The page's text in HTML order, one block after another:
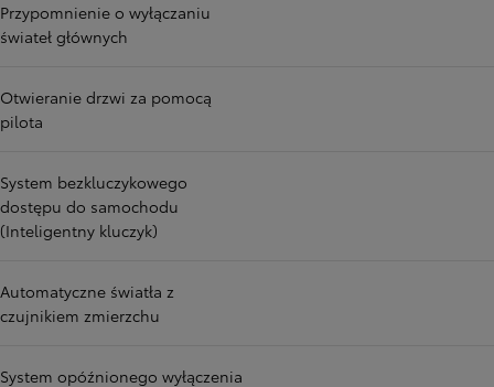
Przypomnienie o wyłączaniu
świateł głównych
Otwieranie drzwi za pomocą
pilota
System bezkluczykowego
dostępu do samochodu
(Inteligentny kluczyk)
Automatyczne światła z
czujnikiem zmierzchu
System opóźnionego wyłączenia